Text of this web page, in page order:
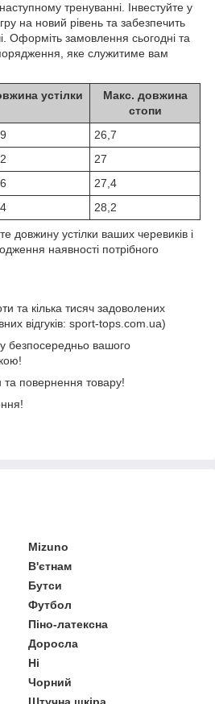
тренуванні. Інвестуйте у
на новий рівень та забезпечить
Оформіть замовлення сьогодні та
яке служитиме вам
устілки
Макс. довжина
стопи
26,7
27
27,4
28,2
довжину устілки ваших черевиків і
наявності потрібного
та кілька тисяч задоволених
відгуків: sport-tops.com.ua)
безпосередньо вашого
та повернення товару!
Mizuno
В'єтнам
Бутси
Футбол
Піно-латексна
Доросла
Ні
Чорний
Штучна шкіра